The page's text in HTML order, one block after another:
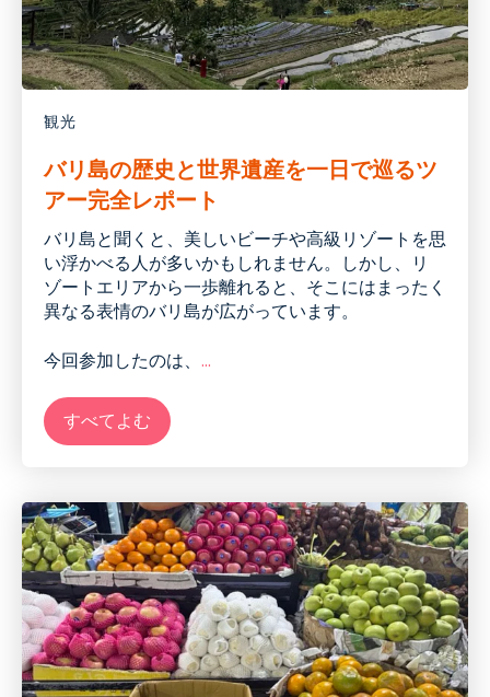
観光
バリ島の歴史と世界遺産を一日で巡るツ
アー完全レポート
バリ島と聞くと、美しいビーチや高級リゾートを思
い浮かべる人が多いかもしれません。しかし、リ
ゾートエリアから一歩離れると、そこにはまったく
異なる表情のバリ島が広がっています。
今回参加したのは、 ...
すべてよむ